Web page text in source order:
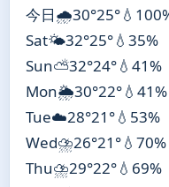
今日🌧️30°25°
Sat🌤️32°25°💧35%
Sun⛅32°24°💧41%
Mon🌦️30°22°💧41%
Tue☁️28°21°💧53%
Wed⛈️26°21°💧70%
Thu⛈️29°22°💧69%